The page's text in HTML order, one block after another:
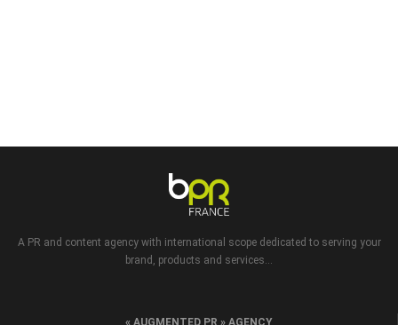
A PR and content agency with international scope dedicated to serving your
brand, products and services...
« AUGMENTED PR » AGENCY